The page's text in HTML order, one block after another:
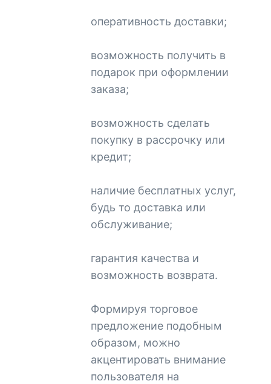
оперативность доставки;
возможность получить в
подарок при оформлении
заказа;
возможность сделать
покупку в рассрочку или
кредит;
наличие бесплатных услуг,
будь то доставка или
обслуживание;
гарантия качества и
возможность возврата.
Формируя торговое
предложение подобным
образом, можно
акцентировать внимание
пользователя на